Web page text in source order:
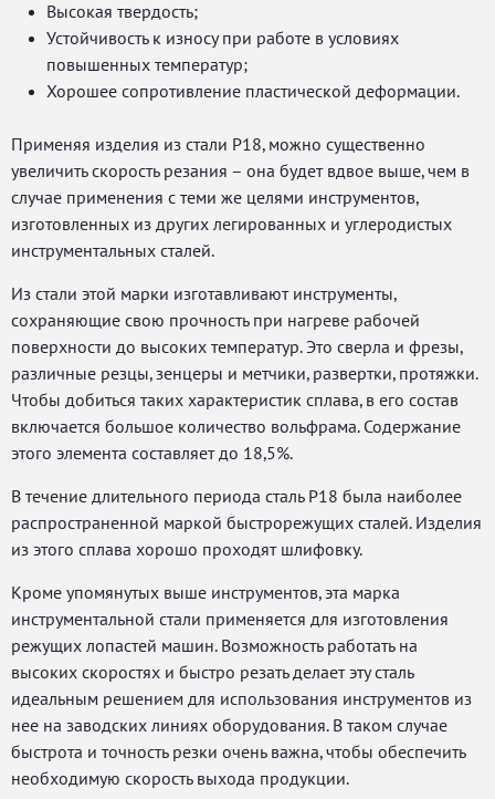
Высокая твердость;
Устойчивость к износу при работе в условиях
повышенных температур;
Хорошее сопротивление пластической деформации.
Применяя изделия из стали Р18, можно существенно
увеличить скорость резания – она будет вдвое выше, чем в
случае применения с теми же целями инструментов,
изготовленных из других легированных и углеродистых
инструментальных сталей.
Из стали этой марки изготавливают инструменты,
сохраняющие свою прочность при нагреве рабочей
поверхности до высоких температур. Это сверла и фрезы,
различные резцы, зенцеры и метчики, развертки, протяжки.
Чтобы добиться таких характеристик сплава, в его состав
включается большое количество вольфрама. Содержание
этого элемента составляет до 18,5%.
В течение длительного периода сталь Р18 была наиболее
распространенной маркой быстрорежущих сталей. Изделия
из этого сплава хорошо проходят шлифовку.
Кроме упомянутых выше инструментов, эта марка
инструментальной стали применяется для изготовления
режущих лопастей машин. Возможность работать на
высоких скоростях и быстро резать делает эту сталь
идеальным решением для использования инструментов из
нее на заводских линиях оборудования. В таком случае
быстрота и точность резки очень важна, чтобы обеспечить
необходимую скорость выхода продукции.